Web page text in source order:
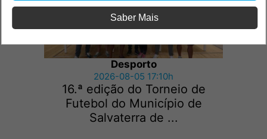
Desporto
2026-08-05 17:10h
16.ª edição do Torneio de
Futebol do Município de
Salvaterra de ...
Saber Mais